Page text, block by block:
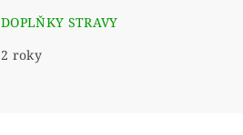
DOPLŇKY STRAVY
2 roky